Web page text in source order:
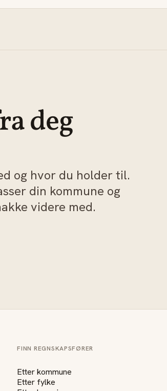
deg
og hvor du holder til.
din kommune og
videre med.
FINN REGNSKAPSFØRER
Etter kommune
Etter fylke